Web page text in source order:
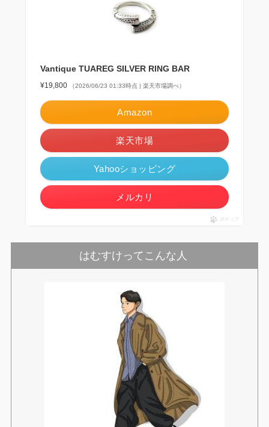
Vantique TUAREG SILVER RING BAR
¥19,800 （2026/06/23 01:33時点 | 楽天市場調べ）
Amazon
楽天市場
Yahooショッピング
メルカリ
ポチップ
はむすけってこんな人